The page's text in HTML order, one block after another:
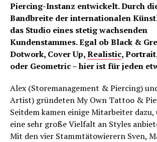
Piercing-Instanz entwickelt. Durch
Bandbreite der internationalen
das Studio eines stetig wachsenden
Kundenstammes. Egal ob Black &
Dotwork, Cover Up,Realistic,
oder Geometric – hier ist für jeden
Alex (Storemanagement & Piercing)
Artist) gründeten My Own Tattoo &
Seitdem kamen einige Mitarbeiter
eine sehr große Vielfalt an Styles
Mit den vier Stammtätowierern Sven,